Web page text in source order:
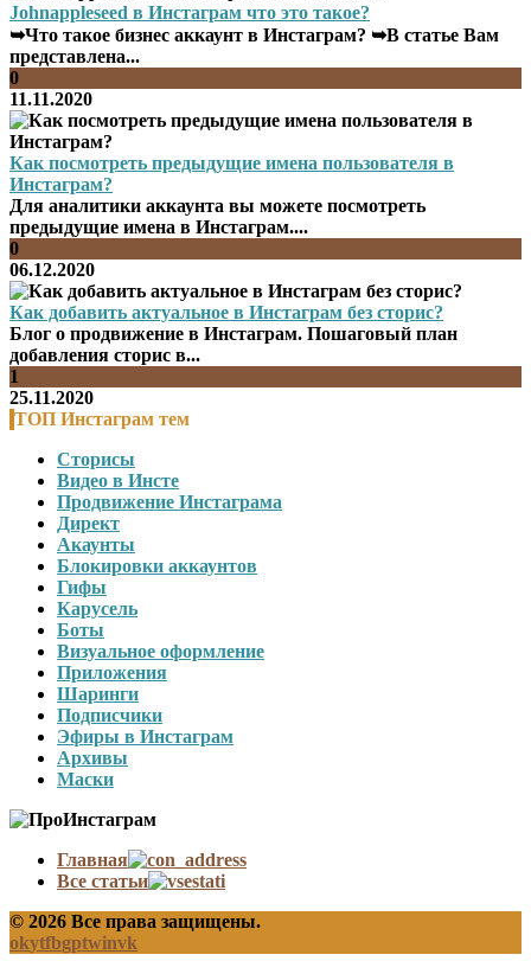
Johnappleseed в Инстаграм что это такое?
➥Что такое бизнес аккаунт в Инстаграм? ➥В статье Вам
представлена...
0
11.11.2020
Как посмотреть предыдущие имена пользователя в
Инстаграм?
Для аналитики аккаунта вы можете посмотреть
предыдущие имена в Инстаграм....
0
06.12.2020
Как добавить актуальное в Инстаграм без сторис?
Блог о продвижение в Инстаграм. Пошаговый план
добавления сторис в...
1
25.11.2020
ТОП Инстаграм тем
Сторисы
Видео в Инсте
Продвижение Инстаграма
Директ
Акаунты
Блокировки аккаунтов
Гифы
Карусель
Боты
Визуальное оформление
Приложения
Шаринги
Подписчики
Эфиры в Инстаграм
Архивы
Маски
Главная
Все статьи
© 2026 Все права защищены.
okytfbgptwinvk